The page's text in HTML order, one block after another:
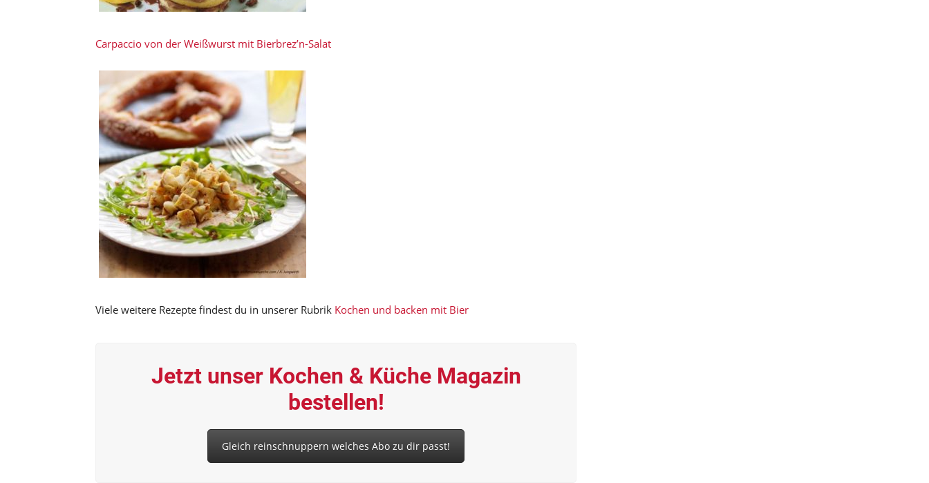
Carpaccio von der Weißwurst mit Bierbrez’n-Salat
Viele weitere Rezepte findest du in unserer Rubrik Kochen und backen mit Bier
Jetzt unser Kochen & Küche Magazin
bestellen!
Gleich reinschnuppern welches Abo zu dir passt!